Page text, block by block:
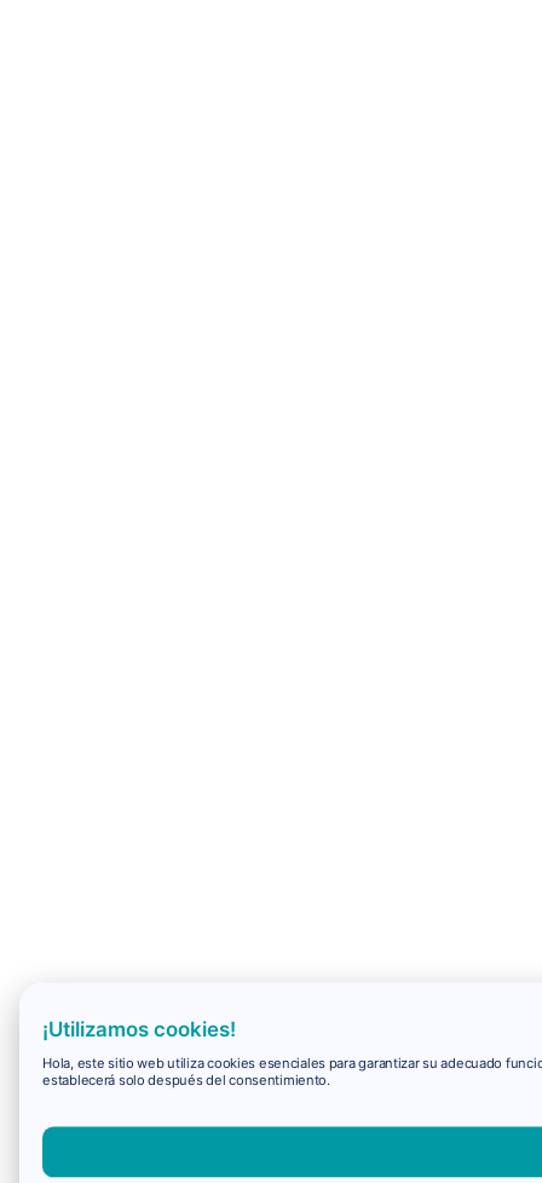
¡Utilizamos cookies!
Hola, este sitio web utiliza cookies esenciales para garantizar su adecuado
establecerá solo después del consentimiento.